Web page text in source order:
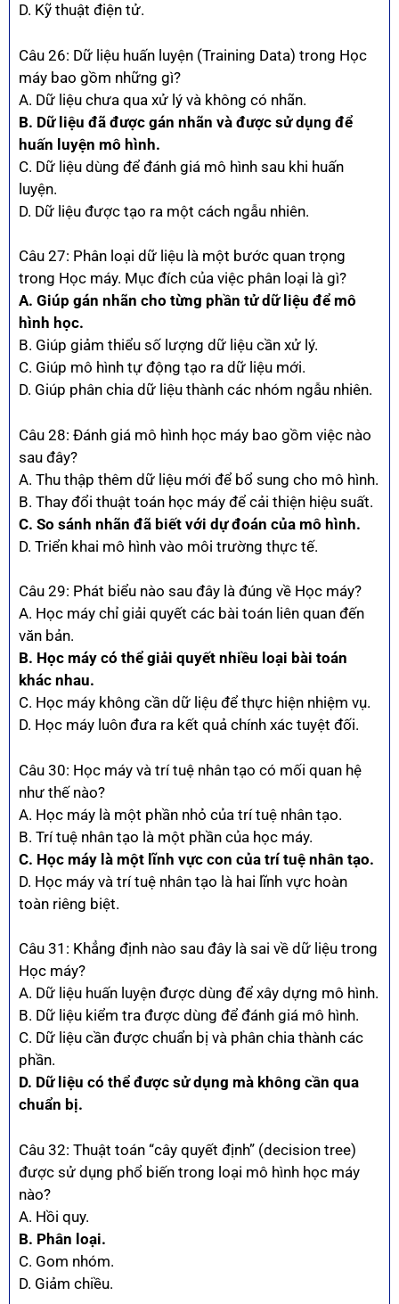
D. Kỹ thuật điện tử.
Câu 26: Dữ liệu huấn luyện (Training Data) trong Học
máy bao gồm những gì?
A. Dữ liệu chưa qua xử lý và không có nhãn.
B. Dữ liệu đã được gán nhãn và được sử dụng để
huấn luyện mô hình.
C. Dữ liệu dùng để đánh giá mô hình sau khi huấn
luyện.
D. Dữ liệu được tạo ra một cách ngẫu nhiên.
Câu 27: Phân loại dữ liệu là một bước quan trọng
trong Học máy. Mục đích của việc phân loại là gì?
A. Giúp gán nhãn cho từng phần tử dữ liệu để mô
hình học.
B. Giúp giảm thiểu số lượng dữ liệu cần xử lý.
C. Giúp mô hình tự động tạo ra dữ liệu mới.
D. Giúp phân chia dữ liệu thành các nhóm ngẫu nhiên.
Câu 28: Đánh giá mô hình học máy bao gồm việc nào
sau đây?
A. Thu thập thêm dữ liệu mới để bổ sung cho mô hình.
B. Thay đổi thuật toán học máy để cải thiện hiệu suất.
C. So sánh nhãn đã biết với dự đoán của mô hình.
D. Triển khai mô hình vào môi trường thực tế.
Câu 29: Phát biểu nào sau đây là đúng về Học máy?
A. Học máy chỉ giải quyết các bài toán liên quan đến
văn bản.
B. Học máy có thể giải quyết nhiều loại bài toán
khác nhau.
C. Học máy không cần dữ liệu để thực hiện nhiệm vụ.
D. Học máy luôn đưa ra kết quả chính xác tuyệt đối.
Câu 30: Học máy và trí tuệ nhân tạo có mối quan hệ
như thế nào?
A. Học máy là một phần nhỏ của trí tuệ nhân tạo.
B. Trí tuệ nhân tạo là một phần của học máy.
C. Học máy là một lĩnh vực con của trí tuệ nhân tạo.
D. Học máy và trí tuệ nhân tạo là hai lĩnh vực hoàn
toàn riêng biệt.
Câu 31: Khẳng định nào sau đây là sai về dữ liệu trong
Học máy?
A. Dữ liệu huấn luyện được dùng để xây dựng mô hình.
B. Dữ liệu kiểm tra được dùng để đánh giá mô hình.
C. Dữ liệu cần được chuẩn bị và phân chia thành các
phần.
D. Dữ liệu có thể được sử dụng mà không cần qua
chuẩn bị.
Câu 32: Thuật toán “cây quyết định” (decision tree)
được sử dụng phổ biến trong loại mô hình học máy
nào?
A. Hồi quy.
B. Phân loại.
C. Gom nhóm.
D. Giảm chiều.